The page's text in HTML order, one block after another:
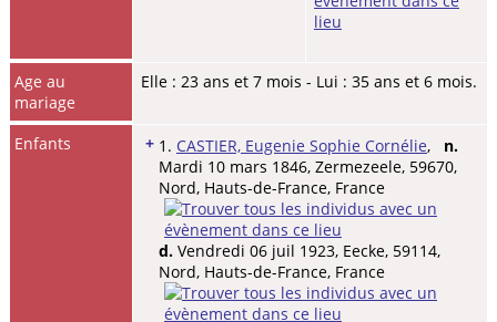
Age au
mariage
Elle : 23 ans et 7 mois - Lui : 35 ans et 6 mois.
Enfants + 1. CASTIER, Eugenie Sophie Cornélie, n.
Mardi 10 mars 1846, Zermezeele, 59670,
Nord, Hauts-de-France, France
d. Vendredi 06 juil 1923, Eecke, 59114,
Nord, Hauts-de-France, France